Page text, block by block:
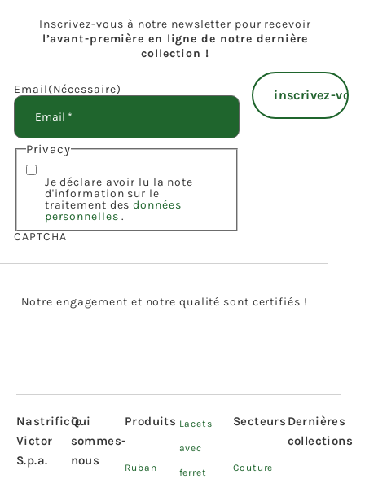
Inscrivez-vous à notre newsletter pour recevoir
l’avant-première en ligne de notre dernière
collection !
Email(Nécessaire)
Privacy
Je déclare avoir lu la note
d'information sur le
traitement desdonnées
personnelles.
CAPTCHA
Notre engagement et notre qualité sont certifiés !
Nastrificio
Victor
S.p.a.
Qui
sommes-
nous
Produits
Ruban
Lacets
avec
ferret
Secteurs
Couture
Dernières
collections